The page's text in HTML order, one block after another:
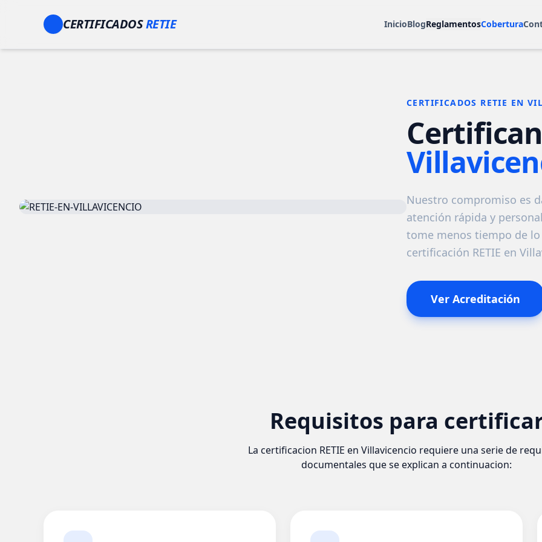
CERTIFICADOSRETIE InicioBlogReglamentosCobertura
CERTIFICADOS RETIE EN
Nuestro compromiso es
atención rápida y
tome menos tiempo de
certificación RETIE en
Ver Acreditación
Requisitos para
La certificacion RETIE en Villavicencio requiere una serie de
documentales que se explican a continuacion: